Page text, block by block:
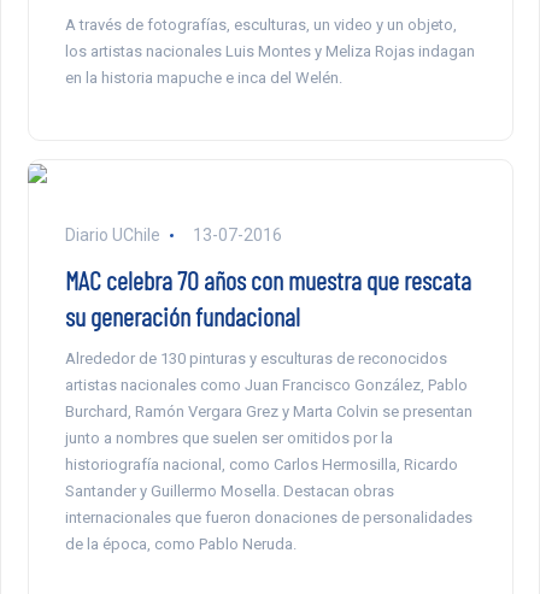
A través de fotografías, esculturas, un video y un objeto,
los artistas nacionales Luis Montes y Meliza Rojas indagan
en la historia mapuche e inca del Welén.
Diario UChile 13-07-2016
MAC celebra 70 años con muestra que rescata
su generación fundacional
Alrededor de 130 pinturas y esculturas de reconocidos
artistas nacionales como Juan Francisco González, Pablo
Burchard, Ramón Vergara Grez y Marta Colvin se presentan
junto a nombres que suelen ser omitidos por la
historiografía nacional, como Carlos Hermosilla, Ricardo
Santander y Guillermo Mosella. Destacan obras
internacionales que fueron donaciones de personalidades
de la época, como Pablo Neruda.